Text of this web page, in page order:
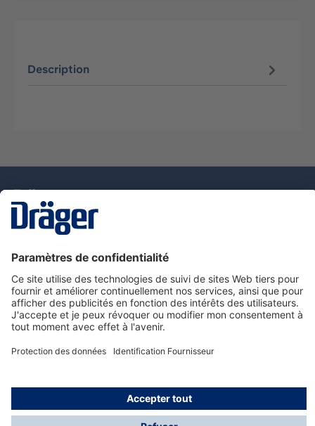
Description
Nous contacter
Service de e-commande Dräger
Informations sur les produits
© Dräger France SAS, 2024
*Prix hors taxe. Frais de gestion et de livraison standard